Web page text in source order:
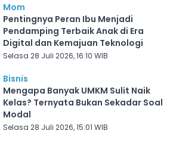
Mom
Pentingnya Peran Ibu Menjadi
Pendamping Terbaik Anak di Era
Digital dan Kemajuan Teknologi
Selasa 28 Juli 2026, 16:10 WIB
Bisnis
Mengapa Banyak UMKM Sulit Naik
Kelas? Ternyata Bukan Sekadar Soal
Modal
Selasa 28 Juli 2026, 15:01 WIB